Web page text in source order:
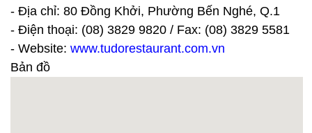
- Địa chỉ: 80 Đồng Khởi, Phường Bến Nghé, Q.1
- Điện thoại: (08) 3829 9820 / Fax: (08) 3829 5581
- Website: www.tudorestaurant.com.vn
Bản đồ